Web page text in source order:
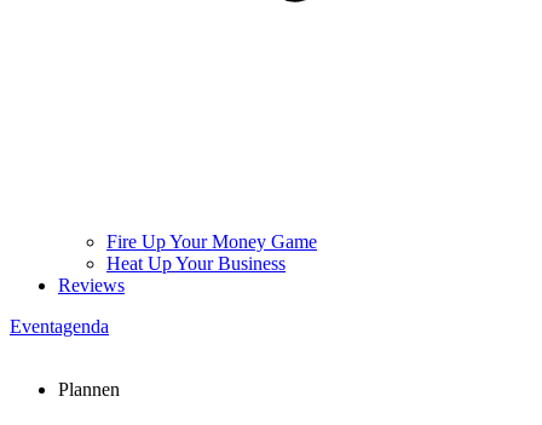
Fire Up Your Money Game
Heat Up Your Business
Reviews
Eventagenda
Plannen